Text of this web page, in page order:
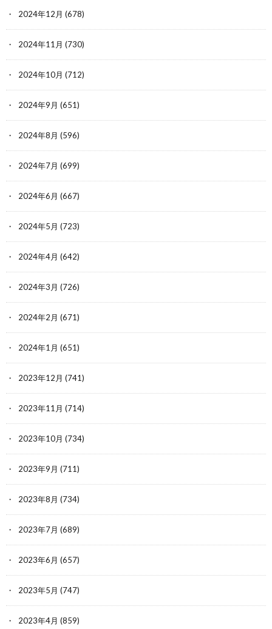
2024年12月 (678)
2024年11月 (730)
2024年10月 (712)
2024年9月 (651)
2024年8月 (596)
2024年7月 (699)
2024年6月 (667)
2024年5月 (723)
2024年4月 (642)
2024年3月 (726)
2024年2月 (671)
2024年1月 (651)
2023年12月 (741)
2023年11月 (714)
2023年10月 (734)
2023年9月 (711)
2023年8月 (734)
2023年7月 (689)
2023年6月 (657)
2023年5月 (747)
2023年4月 (859)